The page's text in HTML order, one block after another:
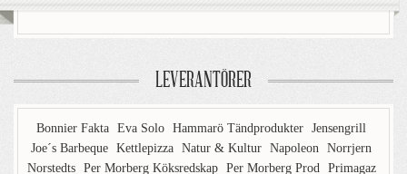
LEVERANTÖRER
Bonnier Fakta Eva Solo Hammarö Tändprodukter Jensengrill
Joe´s Barbeque Kettlepizza Natur & Kultur Napoleon Norrjern
Norstedts Per Morberg Köksredskap Per Morberg Prod Primagaz